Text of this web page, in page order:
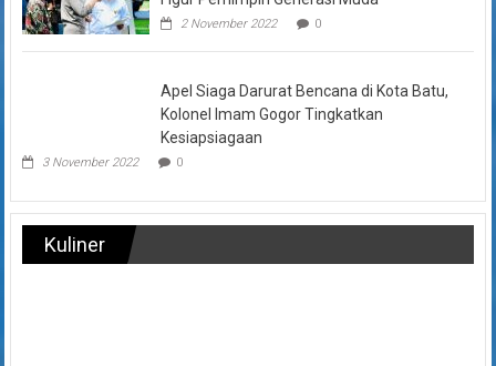
2 November 2022 0
Apel Siaga Darurat Bencana di Kota Batu,
Kolonel Imam Gogor Tingkatkan
Kesiapsiagaan
3 November 2022 0
Kuliner